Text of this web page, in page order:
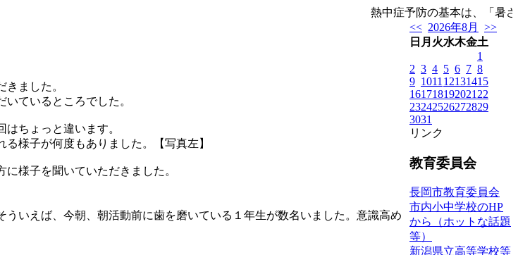
熱中症予防の基本は、「暑さ
ました。
ているところでした。
ちょっと違います。
様子が何度もありました。【写真左】
様子を聞いていただきました。
ういえば、今朝、朝活動前に歯を磨いている１年生が数名いました。意識高め
<< 2026年8月
>>
日 月 火水木金土
1
2 3 4 5 6 7 8
9 1011 12131415
161718192021 22
23242526272829
3031
リンク
教育委員会
長岡市教育委員会
市内小中学校のHP
から（ホットな話題
等）
新潟県立高等学校等